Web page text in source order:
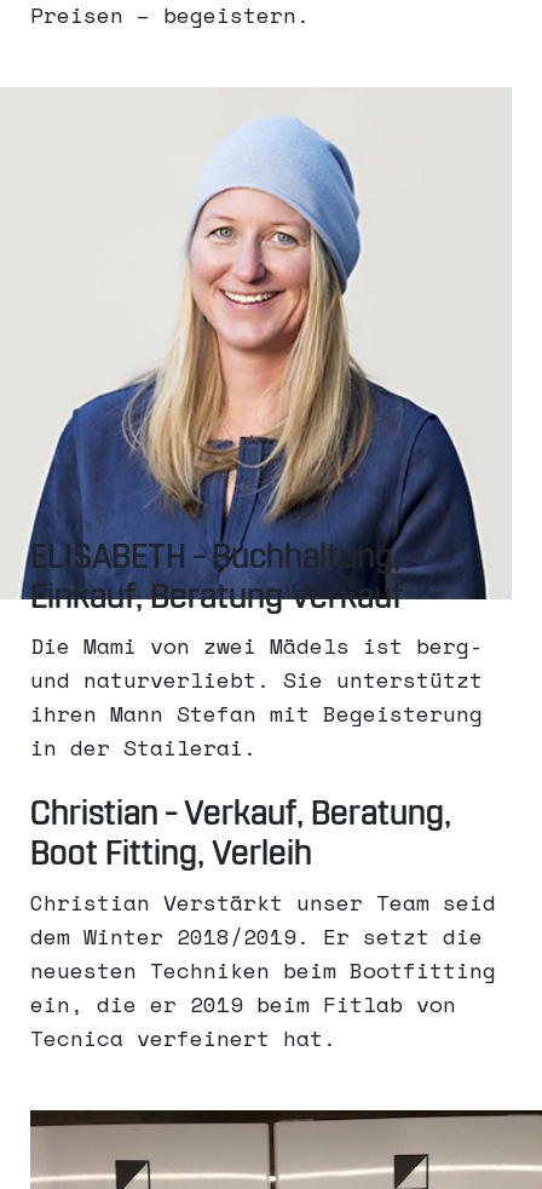
über uns
aktuelles
leistungen
online skiverleih
partner
kontakt
Preisen – begeistern.
ELISABETH – Buchhaltung,
Einkauf, Beratung Verkauf
Die Mami von zwei Mädels ist berg-
und naturverliebt. Sie unterstützt
ihren Mann Stefan mit Begeisterung
in der Stailerai.
Christian – Verkauf, Beratung,
Boot Fitting, Verleih
Christian Verstärkt unser Team seid
dem Winter 2018/2019. Er setzt die
neuesten Techniken beim Bootfitting
ein, die er 2019 beim Fitlab von
Tecnica verfeinert hat.